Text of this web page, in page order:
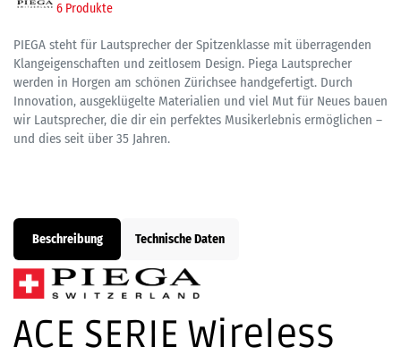
6 Produkte
PIEGA steht für Lautsprecher der Spitzenklasse mit überragenden
Klangeigenschaften und zeitlosem Design. Piega Lautsprecher
werden in Horgen am schönen Zürichsee handgefertigt. Durch
Innovation, ausgeklügelte Materialien und viel Mut für Neues bauen
wir Lautsprecher, die dir ein perfektes Musikerlebnis ermöglichen –
und dies seit über 35 Jahren.
Beschreibung Technische Daten
ACE SERIE Wireless